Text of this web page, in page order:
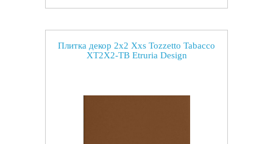
Плитка декор 2x2 Xxs Tozzetto Tabacco
XT2X2-TB Etruria Design